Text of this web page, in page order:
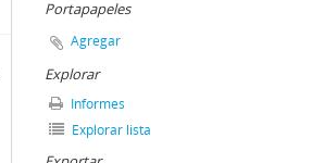
Portapapeles
Agregar
Explorar
Informes
Explorar lista